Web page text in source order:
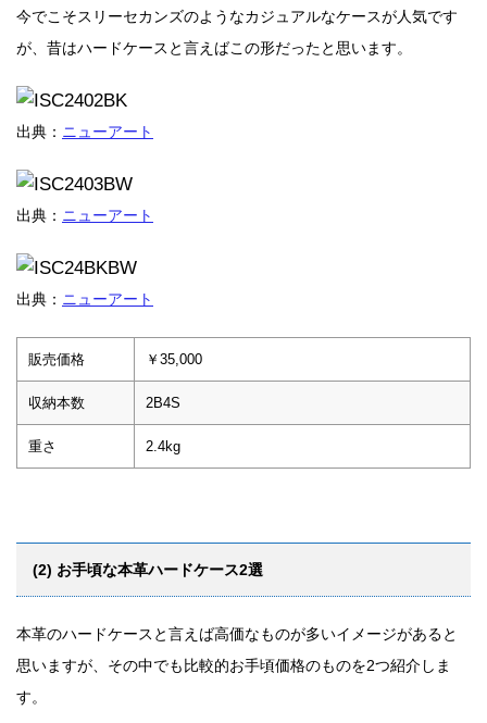
今でこそスリーセカンズのようなカジュアルなケースが人気です
が、昔はハードケースと言えばこの形だったと思います。
出典： ニューアート
出典： ニューアート
出典： ニューアート
販売価格 ￥35,000
収納本数 2B4S
重さ 2.4kg
(2) お手頃な本革ハードケース2選
本革のハードケースと言えば高価なものが多いイメージがあると
思いますが、その中でも比較的お手頃価格のものを2つ紹介しま
す。